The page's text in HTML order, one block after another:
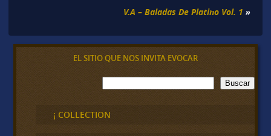
V.A – Baladas De Platino Vol. 1 »
EL SITIO QUE NOS INVITA EVOCAR
B
u
c
a
Buscar
¡ COLLECTION